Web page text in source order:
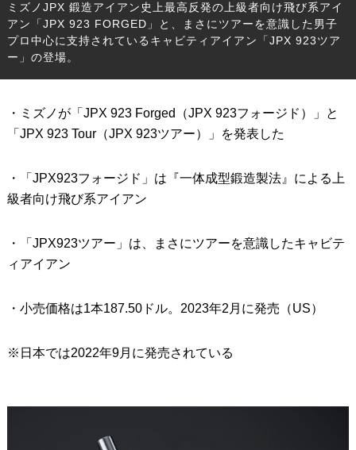
ミズノJPX 鍛造アイアン史上最高反発の上級者向け飛び系アイ
アン「JPX 923 FORGED」と、まさにツアーを意識した男子
プロ中心に支持されているキャビティアイアン「JPX 923ツア
ー」の登場。
・ミズノが「JPX 923 Forged（JPX 923フォージド）」と
「JPX 923 Tour（JPX 923ツアー）」を発表した
・「JPX923フォージド」は『一体成型鍛造製法』による上
級者向け飛び系アイアン
・「JPX923ツアー」は、まさにツアーを意識したキャビテ
ィアイアン
・小売価格は1本187.50ドル。2023年2月に発売（US）
※日本では2022年9月に発売されている
FAIRWAY WOODS フェアウェイウッド
HYBRIDS ハイブリッド
IRONS アイアン
WEDGES ウェッジ
OTHER その他
Our Team 私たちのチーム
ABOUT US MyGolfSpyJapanとは？